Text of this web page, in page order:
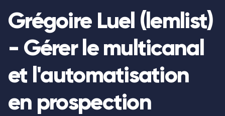
Grégoire Luel (lemlist)
- Gérer le multicanal
et l'automatisation
en prospection